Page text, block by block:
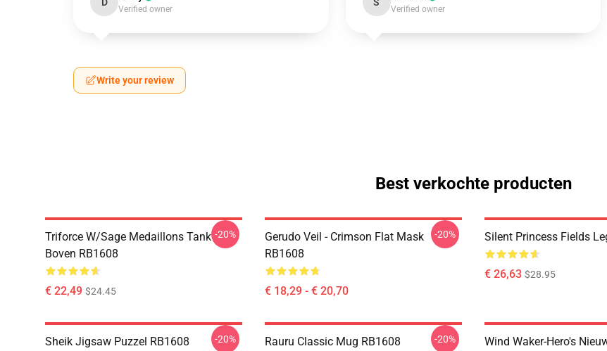
Verified owner Verified owner
Write your review
Best verkochte producten
Triforce W/sage Medaillons Tank
Boven RB1608
€ 22,49 $24.45
-20%
Gerudo Veil - Crimson Flat Mask
RB1608
€ 18,29 - € 20,70
-20% Silent Princess Fields
€ 26,63 $28.95
Sheik Jigsaw Puzzel RB1608 -20% Rauru Classic Mug RB1608 -20%
Wind Waker-Hero's